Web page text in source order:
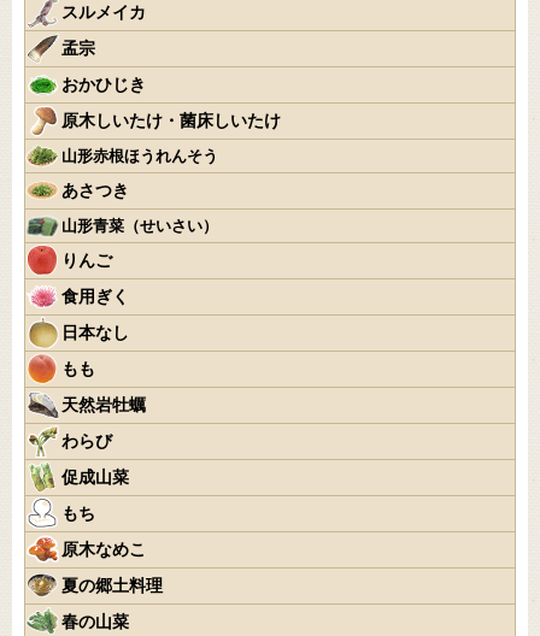
スルメイカ
孟宗
おかひじき
原木しいたけ・菌床しいたけ
山形赤根ほうれんそう
あさつき
山形青菜（せいさい）
りんご
食用ぎく
日本なし
もも
天然岩牡蠣
わらび
促成山菜
もち
原木なめこ
夏の郷土料理
春の山菜